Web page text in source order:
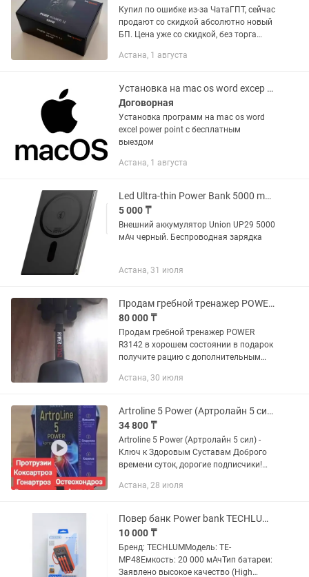
Купил по ошибке из-за ЧатаГПТ, сейчас
продают со скидкой абсолютно новый
БП. Цена уже со скидкой, без торга
бренд и есть гарантия на год от
Астана, 1 августа
Установка на mac os word excep power point
Договорная
Установка программ на mac os word
excel power point с бесплатным
выездом
Астана, 1 августа
Led Ultra-thin Power Bank 5000 mAh Wireless charging
5 000 ₸
Внешний аккумулятор Union UP29 5000
мАч черный. Беспроводная зарядка
Астана, 31 июля
Продам гребной тренажер POWER R3142 в подарок Рация Baofeng UV-5R
80 000 ₸
Продам гребной тренажер POWER
R3142 в хорошем состоянии в подарок
получите рацию с дополнительным
Астана, 30 июля
Artroline 5 Power (Артролайн 5 сил) - Ключ к Здоровым Суставам
34 800 ₸
Artroline 5 Power (Артролайн 5 сил) -
Ключ к Здоровым Суставам Доброго
времени суток, дорогие подписчики!
способном преобразить ваше
Астана, 28 июля
Повер банк Power bank TECHLUM TE-MP48
10 000 ₸
Бренд: TECHLUMМодель: TE-
MP48Емкость: 20 000 мАчТип батареи:
Заявлено высокое качество (High